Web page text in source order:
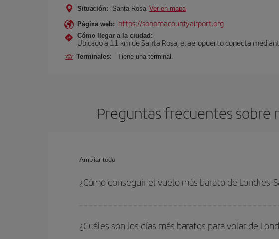
Situación: Santa Rosa Ver en mapa
Página web: https://sonomacountyairport.org
Cómo llegar a la ciudad:
Ubicado a 11 km de Santa Rosa, el aeropuerto conecta
Terminales: Tiene una terminal.
Preguntas frecuentes sobre
Ampliar todo
¿Cómo conseguir el vuelo más barato de Londres-
las fechas y horarios de ida y vuelta.
¿Cuáles son los días más baratos para volar de